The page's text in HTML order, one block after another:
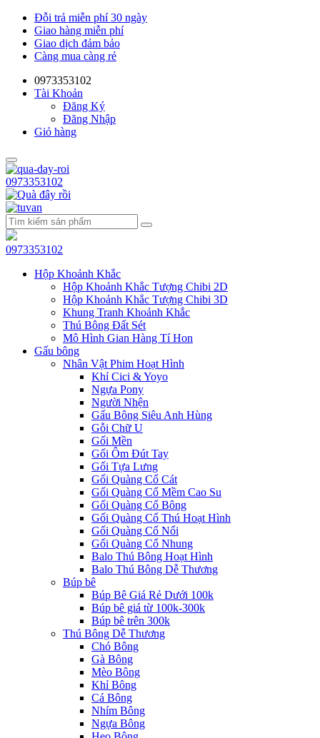
Đỗi trả miễn phí 30 ngày
Giao hàng miễn phí
Giao dịch đảm bảo
Càng mua càng rẻ
0973353102
Tài Khoản
Đăng Ký
Đăng Nhập
Giỏ hàng
0973353102
0973353102
Hộp Khoảnh Khắc
Hộp Khoảnh Khắc Tượng Chibi 2D
Hộp Khoảnh Khắc Tượng Chibi 3D
Khung Tranh Khoảnh Khắc
Thú Bông Đất Sét
Mô Hình Gian Hàng Tí Hon
Gấu bông
Nhân Vật Phim Hoạt Hình
Khỉ Cici & Yoyo
Ngựa Pony
Người Nhện
Gấu Bông Siêu Anh Hùng
Gỗi Chữ U
Gối Mền
Gối Ôm Đút Tay
Gối Tựa Lưng
Gối Quàng Cổ Cát
Gối Quàng Cổ Mềm Cao Su
Gối Quàng Cổ Bông
Gối Quàng Cổ Thú Hoạt Hình
Gối Quàng Cổ Nổi
Gối Quàng Cổ Nhung
Balo Thú Bông Hoạt Hình
Balo Thú Bông Dễ Thương
Búp bê
Búp Bê Giá Rẻ Dưới 100k
Búp bê giá từ 100k-300k
Búp bê trên 300k
Thú Bông Dễ Thương
Chó Bông
Gà Bông
Mèo Bông
Khỉ Bông
Cá Bông
Nhím Bông
Ngựa Bông